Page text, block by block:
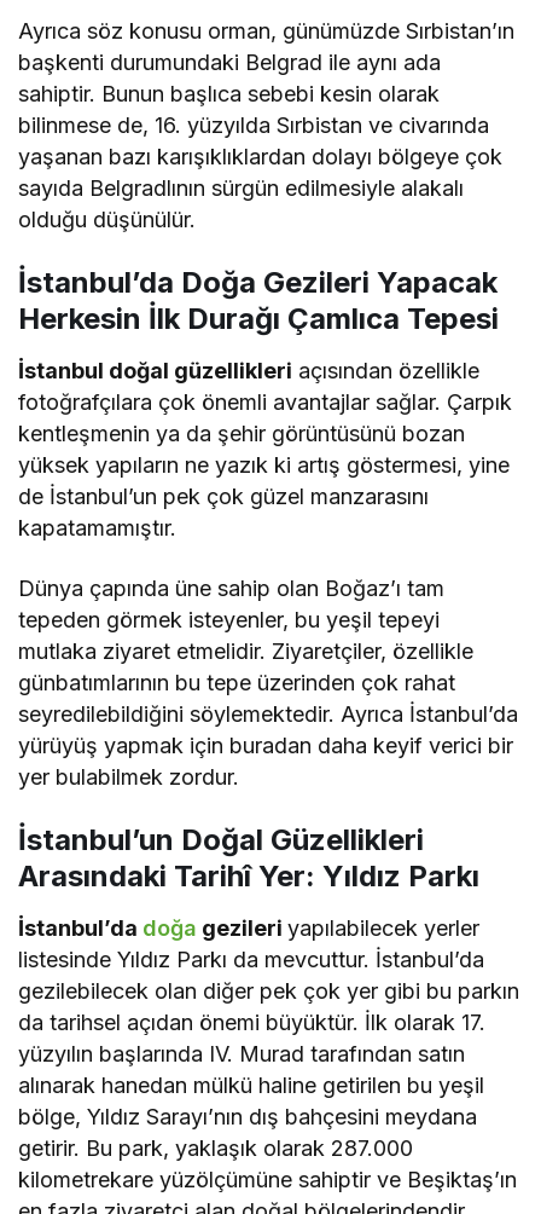
Ayrıca söz konusu orman, günümüzde Sırbistan’ın
başkenti durumundaki Belgrad ile aynı ada
sahiptir. Bunun başlıca sebebi kesin olarak
bilinmese de, 16. yüzyılda Sırbistan ve civarında
yaşanan bazı karışıklıklardan dolayı bölgeye çok
sayıda Belgradlının sürgün edilmesiyle alakalı
olduğu düşünülür.
İstanbul’da Doğa Gezileri Yapacak
Herkesin İlk Durağı Çamlıca Tepesi
İstanbul doğal güzellikleri açısından özellikle
fotoğrafçılara çok önemli avantajlar sağlar. Çarpık
kentleşmenin ya da şehir görüntüsünü bozan
yüksek yapıların ne yazık ki artış göstermesi, yine
de İstanbul’un pek çok güzel manzarasını
kapatamamıştır.
Dünya çapında üne sahip olan Boğaz’ı tam
tepeden görmek isteyenler, bu yeşil tepeyi
mutlaka ziyaret etmelidir. Ziyaretçiler, özellikle
günbatımlarının bu tepe üzerinden çok rahat
seyredilebildiğini söylemektedir. Ayrıca İstanbul’da
yürüyüş yapmak için buradan daha keyif verici bir
yer bulabilmek zordur.
İstanbul’un Doğal Güzellikleri
Arasındaki Tarihî Yer: Yıldız Parkı
İstanbul’da doğa gezileriyapılabilecek yerler
listesinde Yıldız Parkı da mevcuttur. İstanbul’da
gezilebilecek olan diğer pek çok yer gibi bu parkın
da tarihsel açıdan önemi büyüktür. İlk olarak 17.
yüzyılın başlarında IV. Murad tarafından satın
alınarak hanedan mülkü haline getirilen bu yeşil
bölge, Yıldız Sarayı’nın dış bahçesini meydana
getirir. Bu park, yaklaşık olarak 287.000
kilometrekare yüzölçümüne sahiptir ve Beşiktaş’ın